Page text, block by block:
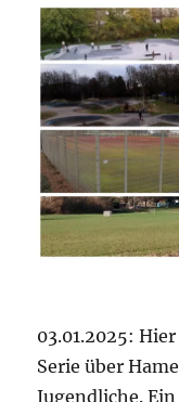
03.01.2025:
Serie über
Jugendliche.